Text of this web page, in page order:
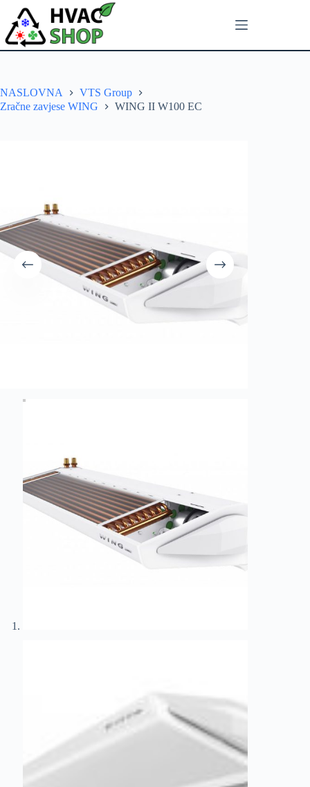
NASLOVNA
VTS Group
Zračne zavjese WING
WING II W100 EC